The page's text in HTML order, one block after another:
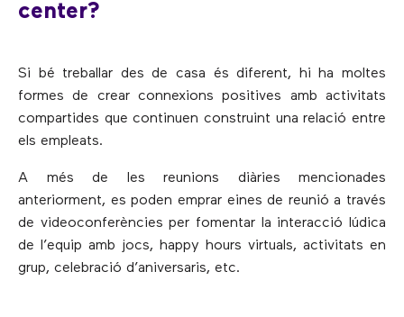
center?
Si bé treballar des de casa és diferent, hi ha moltes
formes de crear connexions positives amb activitats
compartides que continuen construint una relació entre
els empleats.
A més de les reunions diàries mencionades
anteriorment, es poden emprar eines de reunió a través
de videoconferències per fomentar la interacció lúdica
de l’equip amb jocs, happy hours virtuals, activitats en
grup, celebració d’aniversaris, etc.